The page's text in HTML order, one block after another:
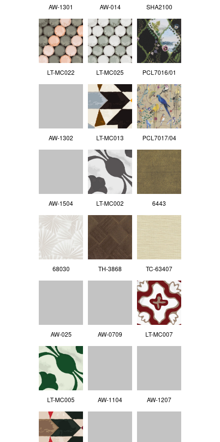
AW-1301 AW-014 SHA2100
LT-MC022 LT-MC025 PCL7016/01
AW-1302 LT-MC013 PCL7017/04
AW-1504 LT-MC002 6443
68030 TH-3868 TC-63407
AW-025 AW-0709 LT-MC007
LT-MC005 AW-1104 AW-1207